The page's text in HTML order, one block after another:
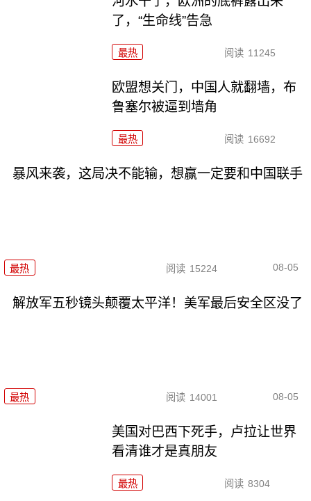
了，“生命线”告急
最热 阅读 11245
欧盟想关门，中国人就翻墙，布
鲁塞尔被逼到墙角
最热 阅读 16692
暴风来袭，这局决不能输，想赢一定要和中国联手
最热 阅读 15224 08-05
解放军五秒镜头颠覆太平洋！美军最后安全区没了
最热 阅读 14001 08-05
美国对巴西下死手，卢拉让世界
看清谁才是真朋友
最热 阅读 8304